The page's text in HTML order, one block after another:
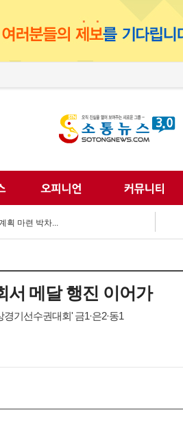
손'
되찾는다...
여름방학 추억 선...
강화...
한 여름나기 지원...
서 메달 행진 이어가
기선수권대회' 금1·은2·동1